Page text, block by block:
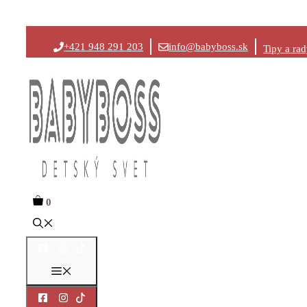
na
+421 948 291 203 info@babyboss.sk Tipy a
0